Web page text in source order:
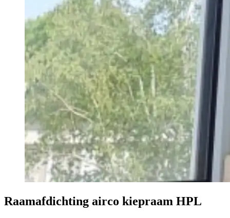
Raamafdichting airco kiepraam HPL